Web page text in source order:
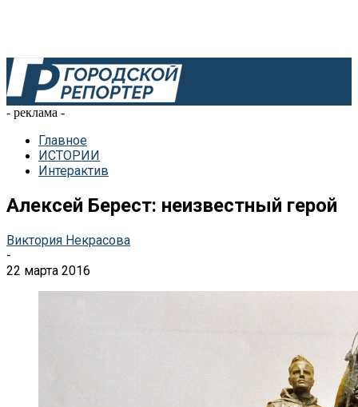
- реклама -
Главное
ИСТОРИИ
Интерактив
Алексей Берест: неизвестный герой
Виктория Некрасова
-
22 марта 2016